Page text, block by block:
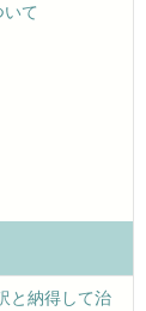
て
と納得して治